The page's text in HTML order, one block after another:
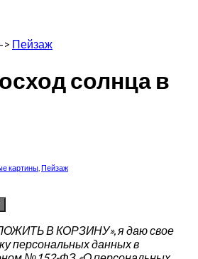
> Пейзаж
солнца в
картины Пейзаж
В КОРЗИНУ», я даю свое
персональных данных в